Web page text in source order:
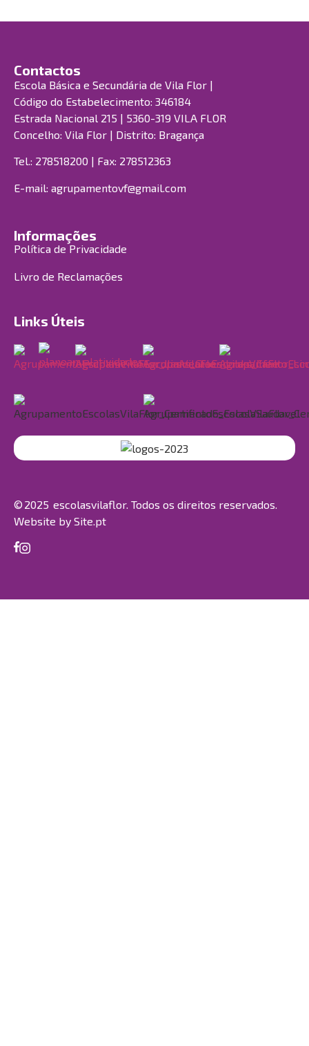
Contactos
Escola Básica e Secundária de Vila Flor |
Código do Estabelecimento: 346184
Estrada Nacional 215 | 5360-319 VILA FLOR
Concelho: Vila Flor | Distrito: Bragança
Tel.: 278518200 | Fax: 278512363
E-mail: agrupamentovf@gmail.com
Informações
Política de Privacidade
Livro de Reclamações
Links Úteis
© 2025 escolasvilaflor. Todos os direitos reservados.
Website by Site.pt